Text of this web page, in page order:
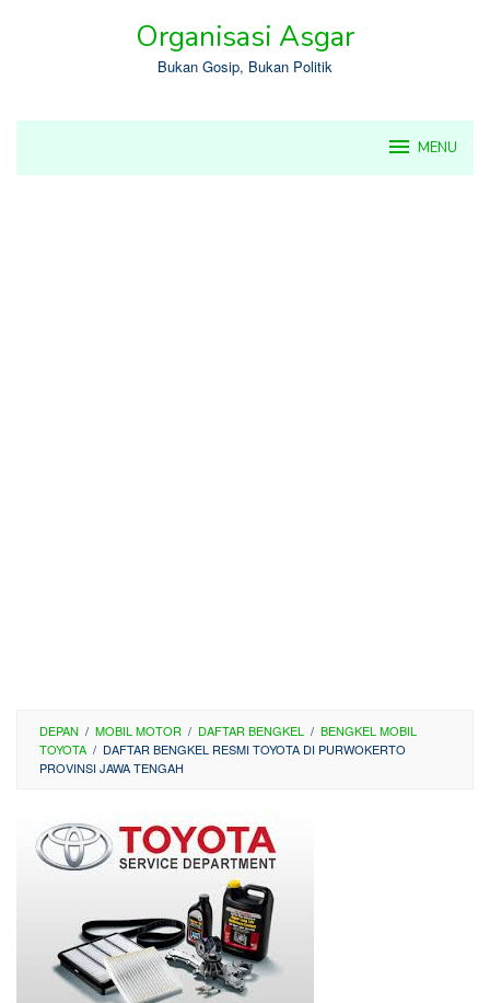
Organisasi Asgar
Bukan Gosip, Bukan Politik
MENU
DEPAN / MOBIL MOTOR / DAFTAR BENGKEL / BENGKEL MOBIL
TOYOTA / DAFTAR BENGKEL RESMI TOYOTA DI PURWOKERTO
PROVINSI JAWA TENGAH